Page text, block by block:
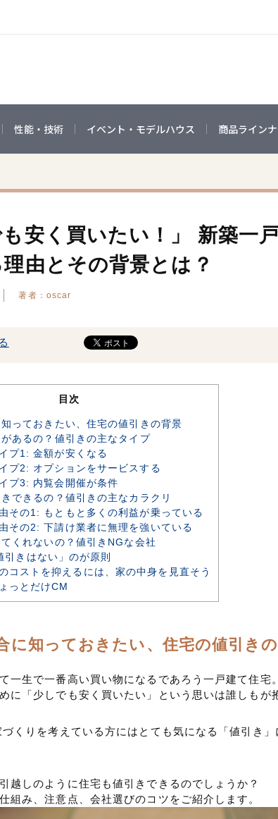
性能・技術 イベント・モデルハウス 商品ライン
も安く買いたい！」 新築一
由とその背景とは？
著者：oscar
目次
っておきたい、住宅の値引きの背景
あるの？値引きの主なタイプ
プ1: 金額が安くなる
プ2: オプションをサービスする
プ3: 内覧会開催が条件
できるの？値引きの主なカラクリ
その1: もともと多くの利益が乗っている
その2: 下請け業者に無理を強いている
くれないの？値引きNGな会社
引きはない」のが原則
コストを抑えるには、家の中身を見直そう
っとだけCM
に知っておきたい、住宅の値引き
一生で一番高い買い物になるであろう一戸建て住宅。
に「少しでも安く買いたい」という思いは誰しもが
くりを考えている方にはとても気になる「値引き
越しのように住宅も値引きできるのでしょうか？
組み、注意点、会社選びのコツをご紹介します。